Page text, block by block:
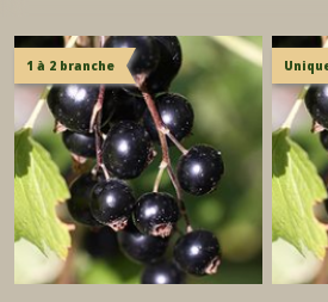
1 à 2 branche
Fraisier
(4)
Framboisier
(5)
Myrtillier
(2)